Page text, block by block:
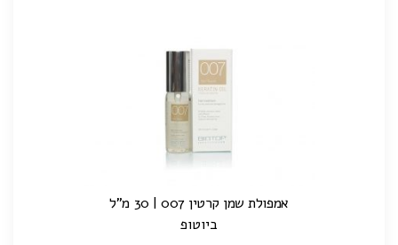
אמפולת שמן קרטין 007 | 30 מ"ל
ביוטופ